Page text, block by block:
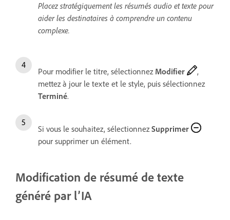
Placez stratégiquement les résumés audio et texte pour
aider les destinataires à comprendre un contenu
complexe.
Pour modifier le titre, sélectionnez Modifier
,
mettez à jour le texte et le style, puis sélectionnez
Terminé.
Si vous le souhaitez, sélectionnezSupprimer
pour supprimer un élément.
Modification de résumé de texte
généré par l’IA